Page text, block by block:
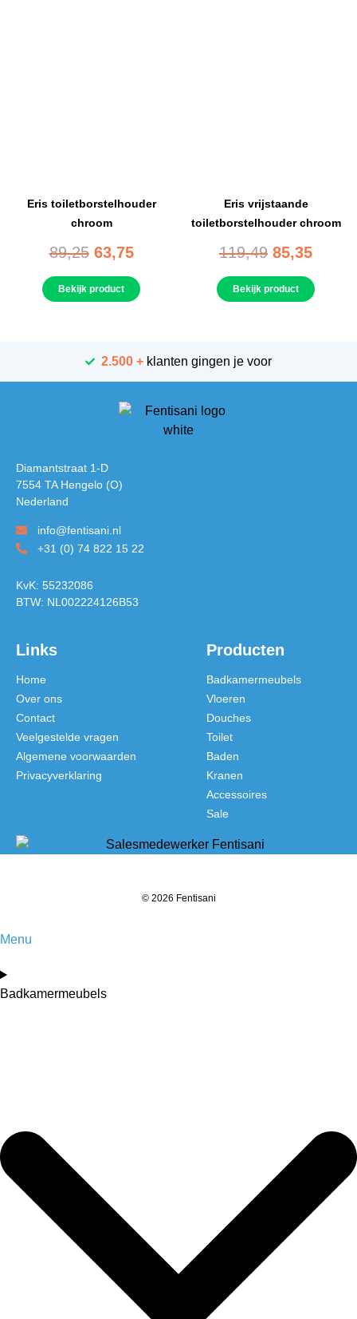
Eris toiletborstelhouder
chroom
89,25 63,75
Bekijk product
Eris vrijstaande
toiletborstelhouder chroom
119,49 85,35
Bekijk product
2.500 + klanten gingen je voor
Diamantstraat 1-D
7554 TA Hengelo (O)
Nederland
info@fentisani.nl
+31 (0) 74 822 15 22
KvK: 55232086
BTW: NL002224126B53
Links
Home
Over ons
Contact
Veelgestelde vragen
Algemene voorwaarden
Privacyverklaring
Producten
Badkamermeubels
Vloeren
Douches
Toilet
Baden
Kranen
Accessoires
Sale
© 2026 Fentisani
Menu
Badkamermeubels